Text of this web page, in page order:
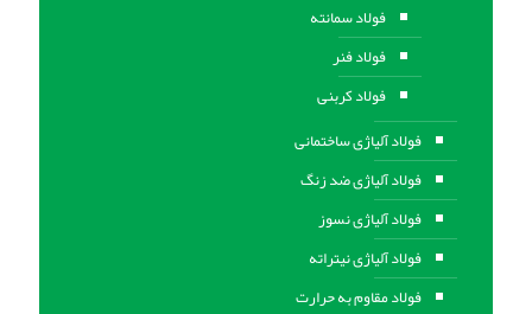
فولاد سمانته
فولاد فنر
فولاد کربنی
فولاد آلیاژی ساختمانی
فولاد آلیاژی ضد زنگ
فولاد آلیاژی نسوز
فولاد آلیاژی نیتراته
فولاد مقاوم به حرارت